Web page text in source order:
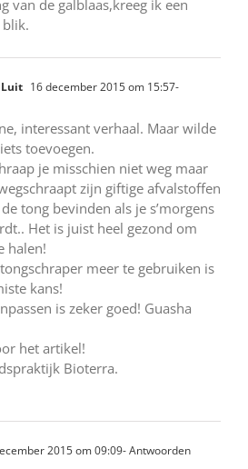
van de galblaas,kreeg ik een
Luit 16 december 2015 om 15:57-
interessant verhaal. Maar wilde
toevoegen.
je misschien niet weg maar
zijn giftige afvalstoffen
tong bevinden als je s’morgens
Het is juist heel gezond om
halen!
meer te gebruiken is
kans!
is zeker goed! Guasha
het artikel!
Bioterra.
2015 om 09:09- Antwoorden